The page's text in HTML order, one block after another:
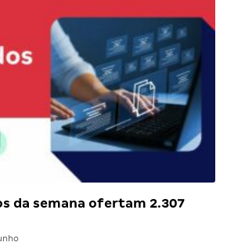
da semana ofertam 2.307